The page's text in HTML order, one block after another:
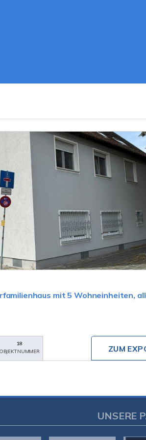
mit 5 Wohneinheiten,
18
OBJEKTNUMMER
ZUM
UNSERE